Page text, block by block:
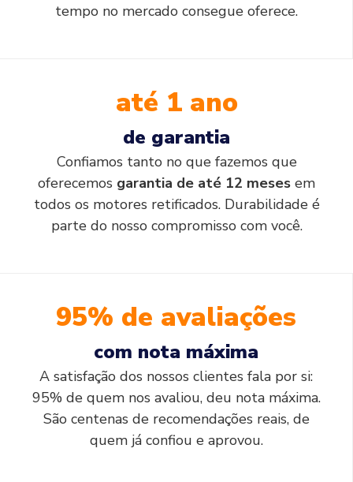
tempo no mercado consegue oferece.
até 1 ano
de garantia
Confiamos tanto no que fazemos que
oferecemos garantia de até 12 meses em
todos os motores retificados. Durabilidade é
parte do nosso compromisso com você.
95% de avaliações
com nota máxima
A satisfação dos nossos clientes fala por si:
95% de quem nos avaliou, deu nota máxima.
São centenas de recomendações reais, de
quem já confiou e aprovou.